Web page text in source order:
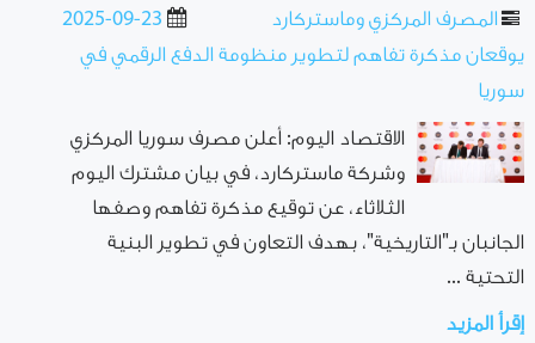
2025-09-23
المصرف المركزي وماستركارد
يوقعان مذكرة تفاهم لتطوير منظومة الدفع الرقمي في
سوريا
الاقتصاد اليوم: أعلن مصرف سوريا المركزي
وشركة ماستركارد، في بيان مشترك اليوم
الثلاثاء، عن توقيع مذكرة تفاهم وصفها
الجانبان بـ"التاريخية"، بهدف التعاون في تطوير البنية
التحتية ...
إقرأ المزيد